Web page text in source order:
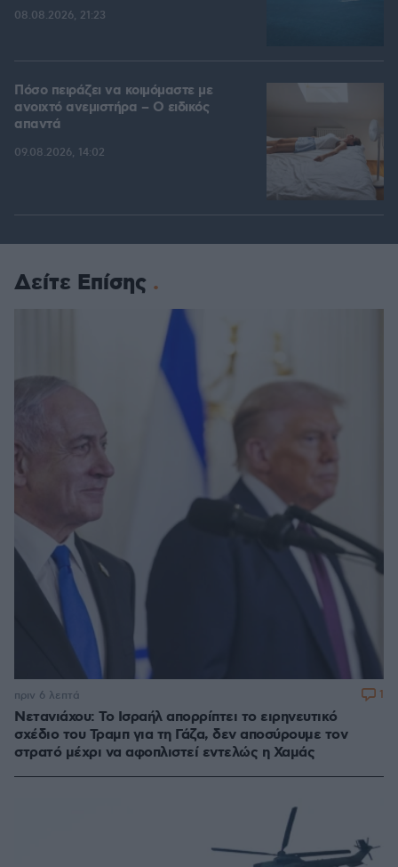
08.08.2026, 21:23
Πόσο πειράζει να κοιμόμαστε με
ανοιχτό ανεμιστήρα – Ο ειδικός
απαντά
09.08.2026, 14:02
Δείτε Επίσης
Νετανιάχου: Το Ισραήλ απορρίπτει το ειρηνευτικό
σχέδιο του Τραμπ για τη Γάζα, δεν αποσύρουμε τον
στρατό μέχρι να αφοπλιστεί εντελώς η Χαμάς
πριν 6 λεπτά 1